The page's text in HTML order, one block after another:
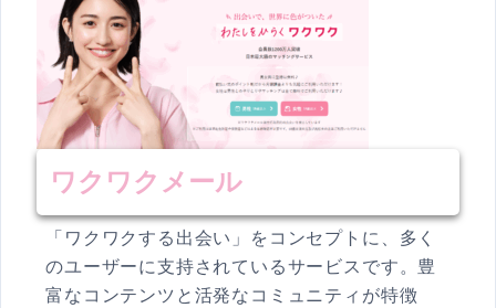
ワクワクメール
「ワクワクする出会い」をコンセプトに、多く
のユーザーに支持されているサービスです。豊
富なコンテンツと活発なコミュニティが特徴